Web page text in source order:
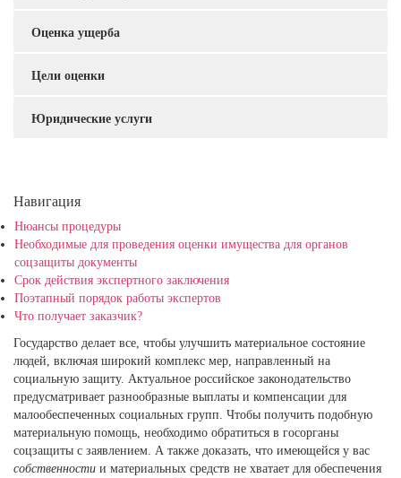
Оценка ущерба
Цели оценки
Юридические услуги
Навигация
Нюансы процедуры
Необходимые для проведения оценки имущества для органов
соцзащиты документы
Срок действия экспертного заключения
Поэтапный порядок работы экспертов
Что получает заказчик?
Государство делает все, чтобы улучшить материальное состояние
людей, включая широкий комплекс мер, направленный на
социальную защиту. Актуальное российское законодательство
предусматривает разнообразные выплаты и компенсации для
малообеспеченных социальных групп. Чтобы получить подобную
материальную помощь, необходимо обратиться в госорганы
соцзащиты с заявлением. А также доказать, что имеющейся у вас
собственности и материальных средств не хватает для обеспечения